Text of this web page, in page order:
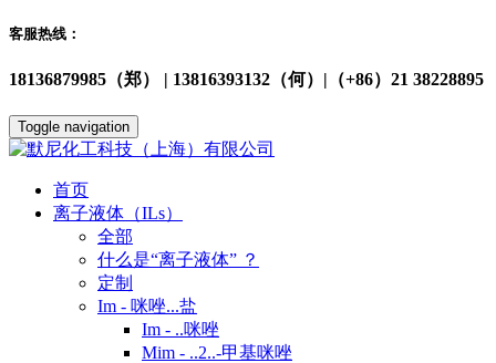
客服热线：
18136879985（郑） | 13816393132（何）|（+86）21 38228895
Toggle navigation
首页
离子液体（ILs）
全部
什么是“离子液体” ？
定制
Im - 咪唑...盐
Im - ..咪唑
Mim - ..2..-甲基咪唑